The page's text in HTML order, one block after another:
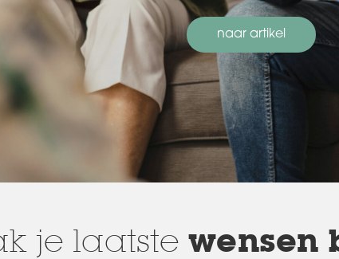
naar artikel
je laatstewensen